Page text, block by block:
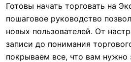
Готовы начать торговать на
пошаговое руководство
новых пользователей. От
записи до понимания
покрываем все, что вам нужно